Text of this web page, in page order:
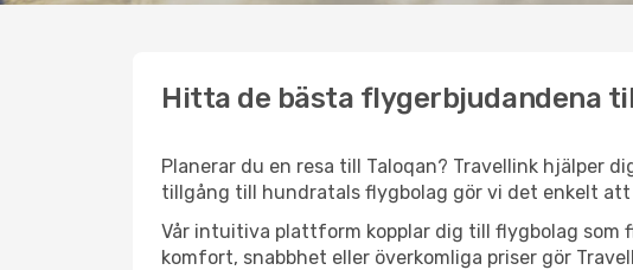
Hitta de bästa flygerbjudandena
Planerar du en resa till Taloqan? Travellink
tillgång till hundratals flygbolag gör vi det enkelt
Vår intuitiva plattform kopplar dig till flygbolag som
komfort, snabbhet eller överkomliga priser gör